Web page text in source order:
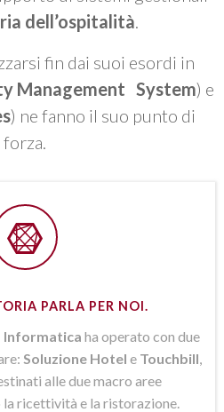
dell’ospitalità
fin dai suoi esordi in
Management System) e
) ne fanno il suo punto di
forza.
PARLA PER NOI.
Informatica ha operato con due
Soluzione Hotel e Touchbill
alle due macro aree
ricettività e la ristorazione.